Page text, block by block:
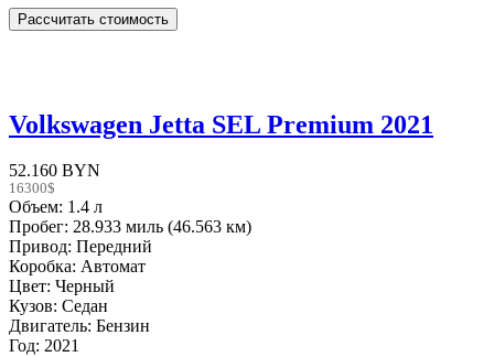
Volkswagen Jetta SEL Premium 2021
52.160 BYN
16300$
Объем: 1.4 л
Пробег: 28.933 миль (46.563 км)
Привод: Передний
Коробка: Автомат
Цвет: Черный
Кузов: Седан
Двигатель: Бензин
Год: 2021